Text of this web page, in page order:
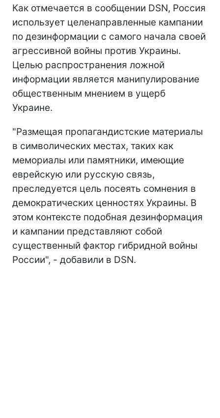
Как отмечается в сообщении DSN, Россия
использует целенаправленные кампании
по дезинформации с самого начала своей
агрессивной войны против Украины.
Целью распространения ложной
информации является манипулирование
общественным мнением в ущерб
Украине.
"Размещая пропагандистские материалы
в символических местах, таких как
мемориалы или памятники, имеющие
еврейскую или русскую связь,
преследуется цель посеять сомнения в
демократических ценностях Украины. В
этом контексте подобная дезинформация
и кампании представляют собой
существенный фактор гибридной войны
России", - добавили в DSN.